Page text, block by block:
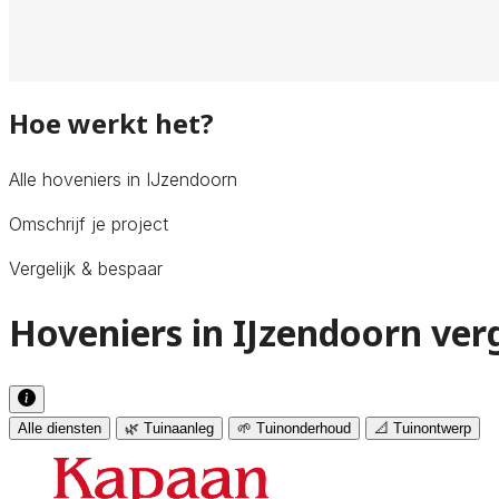
Hoe werkt het?
Alle hoveniers in IJzendoorn
Omschrijf je project
Vergelijk & bespaar
Hoveniers in IJzendoorn
Alle diensten 🌿 Tuinaanleg 🌱 Tuinonderhoud 📐 Tuinontwerp